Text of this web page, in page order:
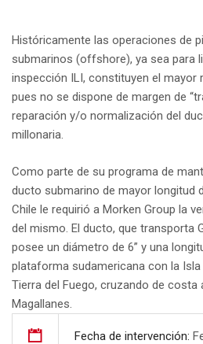
Históricamente las operaciones de
submarinos (offshore), ya sea para
inspección ILI, constituyen el mayor
pues no se dispone de margen de
reparación y/o normalización del
millonaria.
Como parte de su programa de
ducto submarino de mayor longitud
Chile le requirió a Morken Group la
del mismo. El ducto, que transporta
posee un diámetro de 6” y una
plataforma sudamericana con la Isla
Tierra del Fuego, cruzando de costa
Magallanes.
Fecha de intervención: